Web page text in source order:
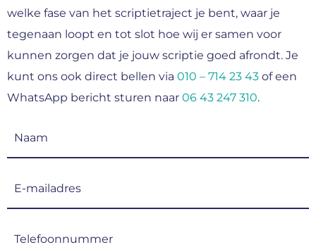
welke fase van het scriptietraject je bent, waar je
tegenaan loopt en tot slot hoe wij er samen voor
kunnen zorgen dat je jouw scriptie goed afrondt. Je
kunt ons ook direct bellen via 010 – 714 23 43 of een
WhatsApp bericht sturen naar 06 43 247 310.